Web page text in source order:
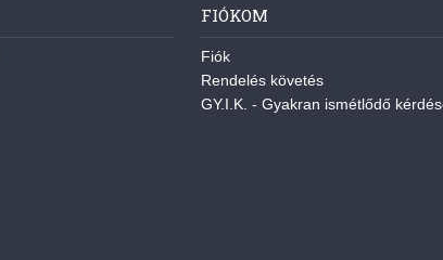
FIÓKOM
Fiók
Rendelés követés
GY.I.K. - Gyakran ismétlődő